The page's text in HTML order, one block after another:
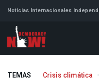
Noticias Internacionales
TEMAS Crisis climática